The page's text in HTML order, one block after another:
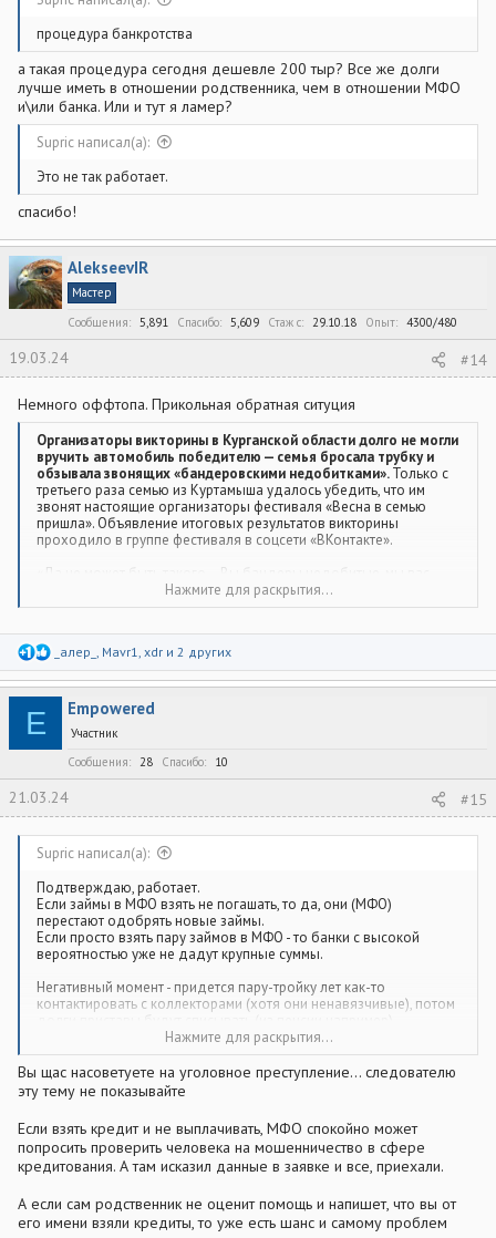
процедура банкротства
а такая процедура сегодня дешевле 200 тыр? Все же долги
лучше иметь в отношении родственника, чем в отношении МФО
и\или банка. Или и тут я ламер?
Supric написал(а):
Это не так работает.
спасибо!
AlekseevIR
Мастер
Сообщения
5,891 Спасибо 5,609 Стаж c 29.10.18 Опыт 4300/480
19.03.24 #14
Немного оффтопа. Прикольная обратная ситуция
Организаторы викторины в Курганской области долго не могли
вручить автомобиль победителю — семья бросала трубку и
обзывала звонящих «бандеровскими недобитками».Только с
третьего раза семью из Куртамыша удалось убедить, что им
звонят настоящие организаторы фестиваля «Весна в семью
пришла». Объявление итоговых результатов викторины
проходило в группе фестиваля в соцсети «ВКонтакте».
«Да не может быть такого… Вы бандеры недобитые, мы вас
добьем. Мы перезвоним, когда убедимся в достоверности», —
сказала семья в прямом эфире.
До последнего момента победительница считала, что ей
позвонили мошенники. Автомобиль вручат Елене 18 марта в
14:00 на центральной площади Кургана.
Нажмите для раскрытия...
а
к
_алер_ , Mavr1, xdr и 2 других
E Empowered
Участник
Сообщения
28 Спасибо 10
21.03.24 #15
Supric написал(а):
Подтверждаю, работает.
Если займы в МФО взять не погашать, то да, они (МФО)
перестают одобрять новые займы.
Если просто взять пару займов в МФО - то банки с высокой
вероятностью уже не дадут крупные суммы.
Негативный момент - придется пару-тройку лет как-то
контактировать с коллекторами (хотя они ненавязчивые), потом
Обойдется наверное в пару сотен тыщ убытка все это за
несколько лет (разница между тем что взяли и тем что потом
взыщут по судам), потом будут списывать приставы из
поступлений. На суды ходить не надо.
Основная проблема - как это воспримет сам родственник.
Потому что если начнет вдруг пытаться погашать - МФО могут
одобрить (и выдать) бОльшие суммы и все труды коту под
Кстати, от 99% этих мошеннеческих звонков неплохо защищает
Нажмите для раскрытия...
Вы щас насоветуете на уголовное преступление... следователю
эту тему не показывайте
Если взять кредит и не выплачивать, МФО спокойно может
попросить проверить человека на мошенничество в сфере
кредитования. А там исказил данные в заявке и все, приехали.
А если сам родственник не оценит помощь и напишет, что вы от
его имени взяли кредиты, то уже есть шанс и самому проблем